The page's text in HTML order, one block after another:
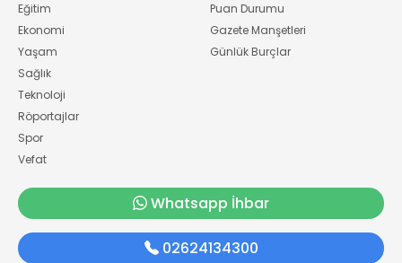
Eğitim
Ekonomi
Yaşam
Sağlık
Teknoloji
Röportajlar
Spor
Vefat
Puan Durumu
Gazete Manşetleri
Günlük Burçlar
Whatsapp İhbar
02624134300